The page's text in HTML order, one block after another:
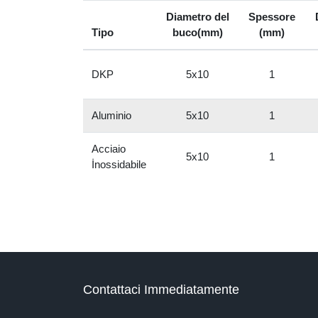
Tipo
Diametro del
buco(mm)
Spessore
(mm)
DKP 5x10 1
Aluminio 5x10 1
Acciaio
İnossidabile
5x10 1
Contattaci Immediatamente